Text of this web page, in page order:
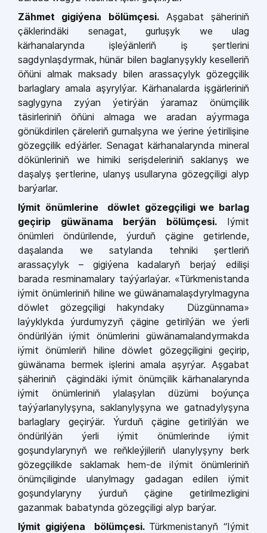
Zähmet gigiýena bölümçesi.Aşgabat şäheriniň
çäklerindäki senagat, gurluşyk we ulag
kärhanalarynda işleýänleriň iş şertlerini
sagdynlaşdyrmak, hünär bilen baglanyşykly keselleriň
öňüni almak maksady bilen arassaçylyk gözegçilik
barlaglary amala aşyrylýar. Kärhanalarda işgärleriniň
saglygyna zyýan ýetirýän ýaramaz önümçilik
täsirleriniň öňüni almaga we aradan aýyrmaga
gönükdirilen çäreleriň gurnalşyna we ýerine ýetirilişine
gözegçilik edýärler. Senagat kärhanalarynda mineral
dökünleriniň we himiki serişdeleriniň saklanyş we
daşalyş şertlerine, ulanyş usullaryna gözegçiligi alyp
barýarlar.
Iýmit önümlerine döwlet gözegçiligi we barlag
geçirip güwänama berýän bölümçesi.Iýmit
önümleri öndürilende, ýurduň çägine getirlende,
daşalanda we satylanda tehniki şertleriň
arassaçylyk – gigiýena kadalaryň berjaý edilişi
barada resminamalary taýýarlaýar. «Türkmenistanda
iýmit önümleriniň hiline we güwänamalaşdyrylmagyna
döwlet gözegçiligi hakyndaky Düzgünnama»
laýyklykda ýurdumyzyň çägine getirilýän we ýerli
öndürilýän iýmit önümlerini güwänamalandyrmakda
iýmit önümleriň hiline döwlet gözegçiligini geçirip,
güwänama bermek işlerini amala aşyrýar. Aşgabat
şäheriniň çägindäki iýmit önümçilik kärhanalarynda
iýmit önümleriniň ylalaşylan düzümi boýunça
taýýarlanylyşyna, saklanylyşyna we gatnadylyşyna
barlaglary geçirýär. Ýurduň çägine getirilýän we
öndürilýän ýerli iýmit önümlerinde iýmit
goşundylarynyň we reňkleýjileriň ulanylyşyny berk
gözegçilikde saklamak hem-de iIýmit önümleriniň
önümçiliginde ulanylmagy gadagan edilen iýmit
goşundylaryny ýurduň çägine getirilmezligini
gazanmak babatynda gözegçiligi alyp barýar.
Iýmit gigiýena bölümçesi. Türkmenistanyň “Iýmit